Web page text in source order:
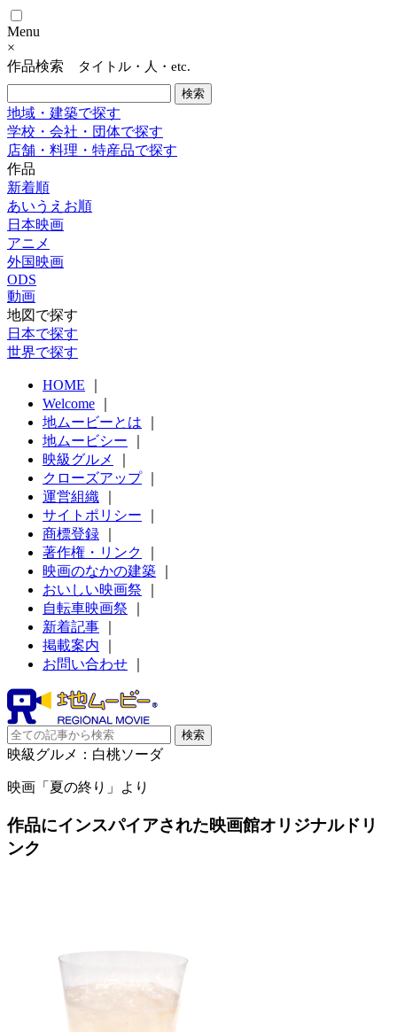
Menu
×
作品検索
タイトル・人・etc.
地域・建築で探す
学校・会社・団体で探す
店舗・料理・特産品で探す
作品
新着順
あいうえお順
日本映画
アニメ
外国映画
ODS
動画
地図で探す
日本で探す
世界で探す
HOME
Welcome
地ムービーとは
地ムービシー
映級グルメ
クローズアップ｜
運営組織
サイトポリシー
商標登録
著作権・リンク
映画のなかの建築
おいしい映画祭
自転車映画祭
新着記事
掲載案内
お問い合わせ
映級グルメ：白桃ソーダ
映画「夏の終り」より
作品にインスパイアされた映画館オリジナルドリ
ンク